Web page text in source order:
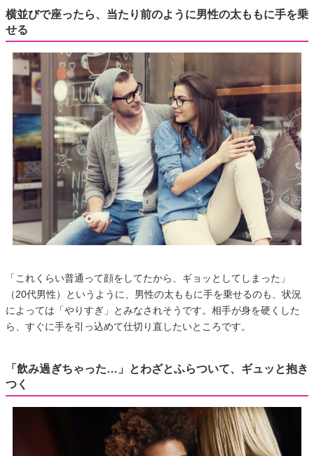
横並びで座ったら、当たり前のように男性の太ももに手を乗
せる
「これくらい普通って顔をしてたから、ギョッとしてしまった」
（20代男性）というように、男性の太ももに手を乗せるのも、状況
によっては「やりすぎ」とみなされそうです。相手が身を硬くした
ら、すぐに手を引っ込めて仕切り直したいところです。
「飲み過ぎちゃった…」とわざとふらついて、ギュッと抱き
つく